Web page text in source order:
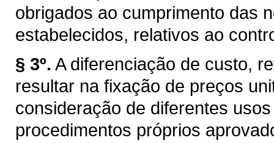
obrigados ao cumprimento das
estabelecidos, relativos ao
§ 3º. A diferenciação de custo,
resultar na fixação de preços
consideração de diferentes
procedimentos próprios